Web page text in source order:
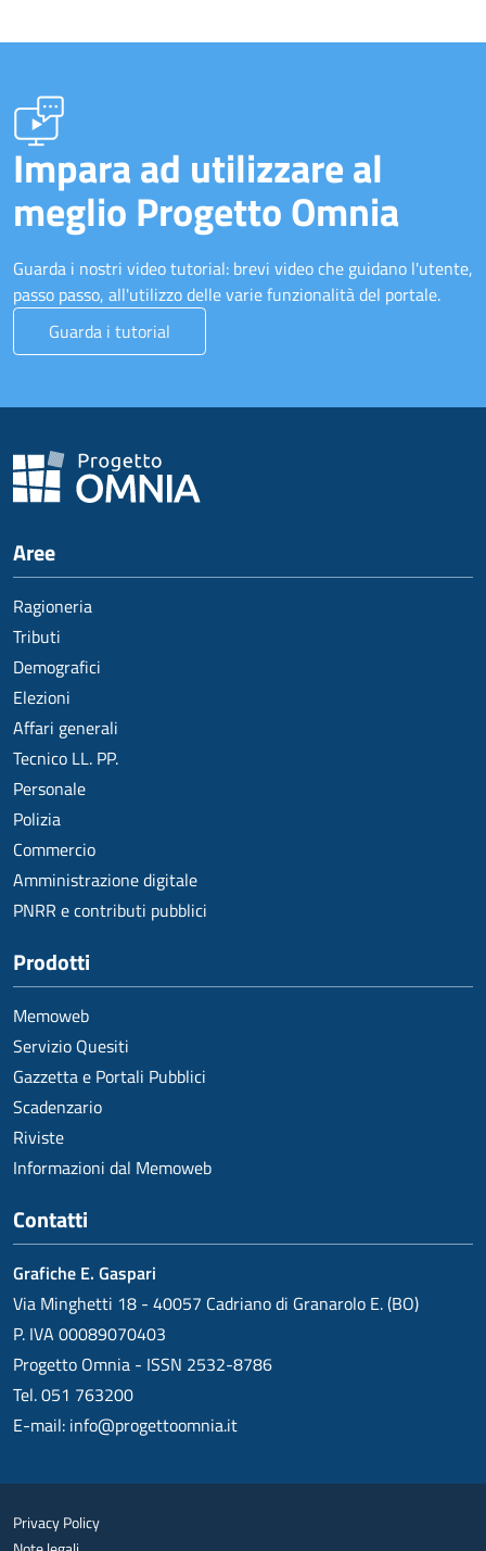
Impara ad utilizzare al
meglio Progetto Omnia
Guarda i nostri video tutorial: brevi video che guidano l'utente,
passo passo, all'utilizzo delle varie funzionalità del portale.
Guarda i tutorial
Aree
Ragioneria
Tributi
Demografici
Elezioni
Affari generali
Tecnico LL. PP.
Personale
Polizia
Commercio
Amministrazione digitale
PNRR e contributi pubblici
Prodotti
Memoweb
Servizio Quesiti
Gazzetta e Portali Pubblici
Scadenzario
Riviste
Informazioni dal Memoweb
Contatti
Grafiche E. Gaspari
Via Minghetti 18 - 40057 Cadriano di Granarolo E. (BO)
P. IVA 00089070403
Progetto Omnia - ISSN 2532-8786
Tel. 051 763200
E-mail: info@progettoomnia.it
Privacy Policy